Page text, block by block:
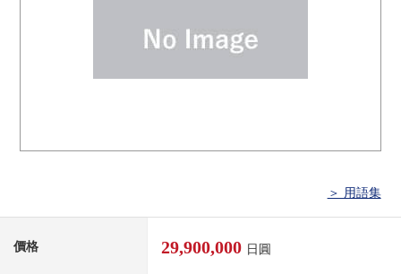
＞ 用語集
價格 29,900,000 日圓